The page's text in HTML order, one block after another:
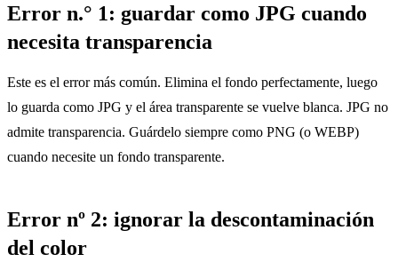
Error n.° 1: guardar como JPG cuando
necesita transparencia
Este es el error más común. Elimina el fondo perfectamente, luego
lo guarda como JPG y el área transparente se vuelve blanca. JPG no
admite transparencia. Guárdelo siempre como PNG (o WEBP)
cuando necesite un fondo transparente.
Error nº 2: ignorar la descontaminación
del color